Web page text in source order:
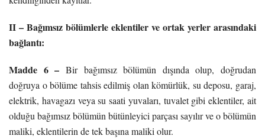
II – Bağımsız bölümlerle eklentiler ve ortak yerler arasındaki
bağlantı:
Madde 6 – Bir bağımsız bölümün dışında olup, doğrudan
doğruya o bölüme tahsis edilmiş olan kömürlük, su deposu, garaj,
elektrik, havagazı veya su saati yuvaları, tuvalet gibi eklentiler, ait
olduğu bağımsız bölümün bütünleyici parçası sayılır ve o bölümün
maliki, eklentilerin de tek başına maliki olur.